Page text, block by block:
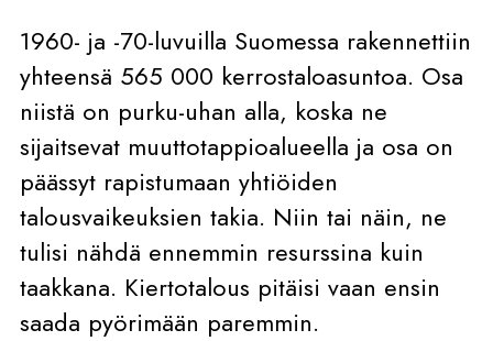
1960- ja -70-luvuilla Suomessa rakennettiin
yhteensä 565 000 kerrostaloasuntoa. Osa
niistä on purku-uhan alla, koska ne
sijaitsevat muuttotappioalueella ja osa on
päässyt rapistumaan yhtiöiden
talousvaikeuksien takia. Niin tai näin, ne
tulisi nähdä ennemmin resurssina kuin
taakkana. Kiertotalous pitäisi vaan ensin
saada pyörimään paremmin.